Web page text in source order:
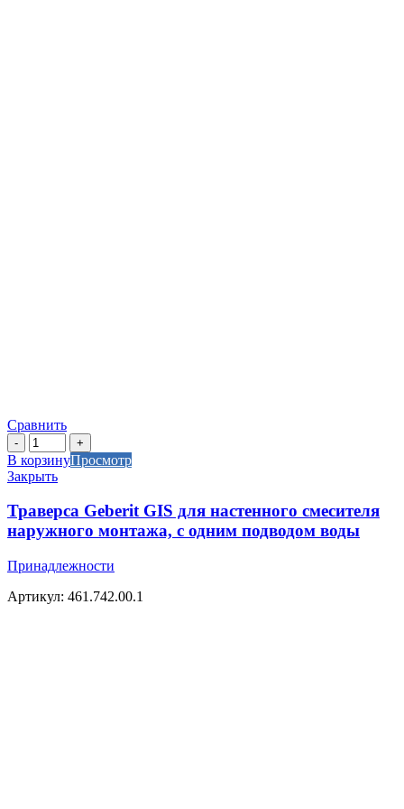
Сравнить
Количество
товара
Траверса
Geberit
GIS
для
настенного
наружного
с
В корзинуПросмотр
Закрыть
Траверса Geberit GIS для настенного смесителя
наружного монтажа, с одним подводом воды
Принадлежности
Артикул: 461.742.00.1